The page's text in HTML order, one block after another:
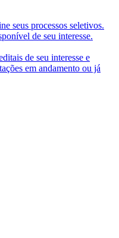
seus processos seletivos.
de seu interesse.
de seu interesse e
em andamento ou já